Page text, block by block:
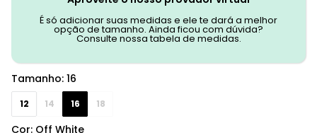
É só adicionar suas medidas e ele te dará a melhor
opção de tamanho. Ainda ficou com dúvida?
Consulte nossa tabela de medidas.
Cor: Off White
Tamanho: 16
12 14 16 18